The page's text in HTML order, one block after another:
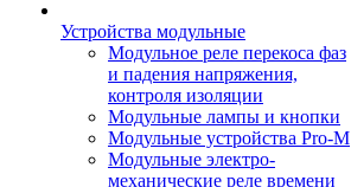
Устройства модульные
Модульное реле перекоса фаз
и падения напряжения,
контроля изоляции
Модульные лампы и кнопки
Модульные устройства Pro-M
Модульные электро-
механические реле времени